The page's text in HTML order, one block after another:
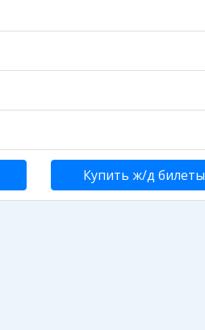
Купить ж/д билеты